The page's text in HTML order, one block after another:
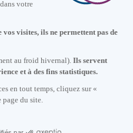
notre infolettre
de 8h30 à 17h.